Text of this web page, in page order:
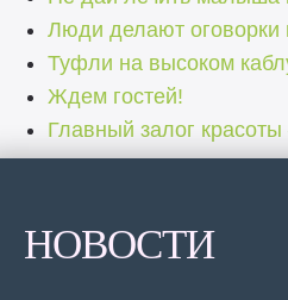
Люди делают оговорки
Туфли на высоком
Ждем гостей!
Главный залог
НОВОСТИ